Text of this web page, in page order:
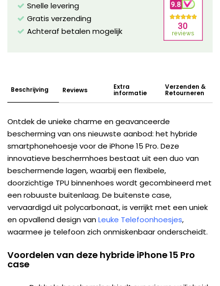
Snelle levering
Gratis verzending
Achteraf betalen mogelijk
Beschrijving Reviews Extra
informatie
Verzenden &
Retourneren
Ontdek de unieke charme en geavanceerde
bescherming van ons nieuwste aanbod: het hybride
smartphonehoesje voor de iPhone 15 Pro. Deze
innovatieve beschermhoes bestaat uit een duo van
beschermende lagen, waarbij een flexibele,
doorzichtige TPU binnenhoes wordt gecombineerd met
een robuuste buitenlaag. De buitenste case,
vervaardigd uit polycarbonaat, is verrijkt met een uniek
en opvallend design vanLeuke Telefoonhoesjes,
waarmee je telefoon zich onmiskenbaar onderscheidt.
Voordelen van deze hybride iPhone 15 Pro
case